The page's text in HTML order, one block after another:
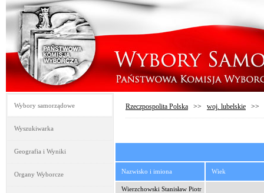
Wybory samorządowe
Wyszukiwarka
Geografia i Wyniki
Organy Wyborcze
Rzeczpospolita Polska >> woj. lubelskie >>
Nazwisko i imiona Wiek
Wierzchowski Stanisław Piotr